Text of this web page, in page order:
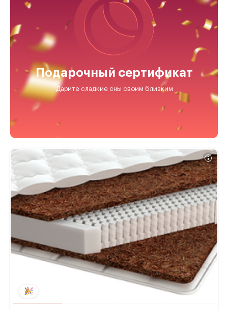
Подарочный сертификат
Дарите сладкие сны своим близким